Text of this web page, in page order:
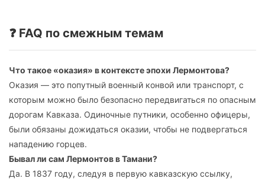
❓ FAQ по смежным темам
Что такое «оказия» в контексте эпохи Лермонтова?
Оказия — это попутный военный конвой или транспорт, с
которым можно было безопасно передвигаться по опасным
дорогам Кавказа. Одиночные путники, особенно офицеры,
были обязаны дожидаться оказии, чтобы не подвергаться
нападению горцев.
Бывал ли сам Лермонтов в Тамани?
Да. В 1837 году, следуя в первую кавказскую ссылку,